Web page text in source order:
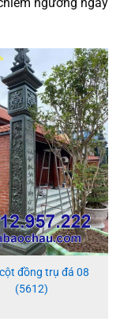
đồng trụ đá 08
(5612)